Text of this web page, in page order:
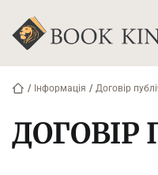
/ Інформація / Договір
ДОГОВІР